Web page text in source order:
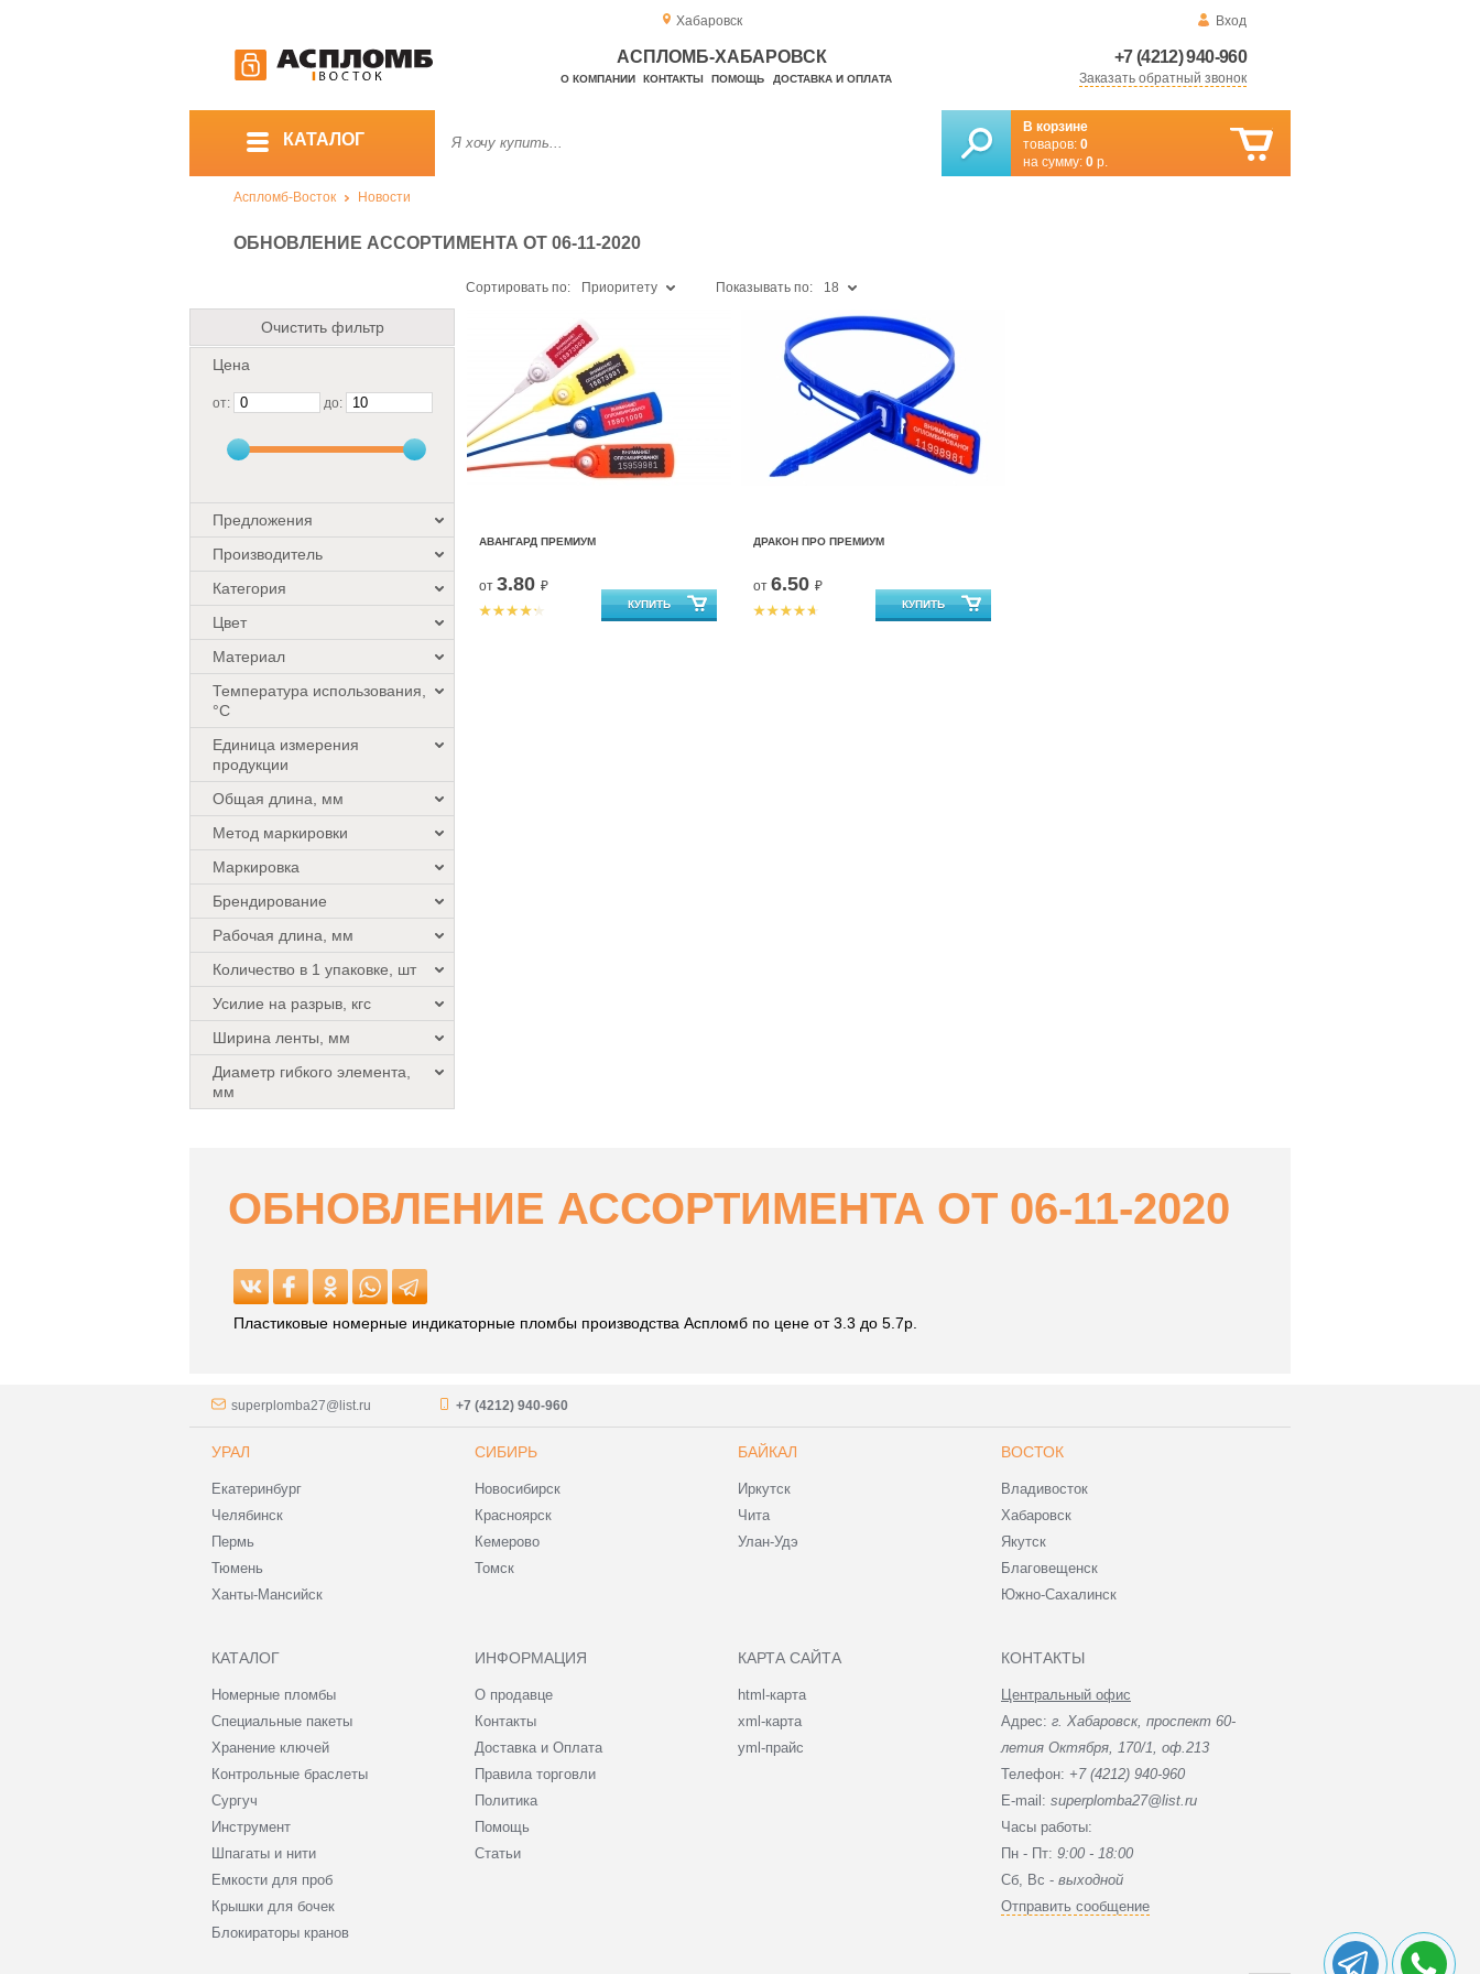
Хабаровск Вход
+7 (4212) 940-960
Заказать обратный звонок
АСПЛОМБ-ХАБАРОВСК
О КОМПАНИИ КОНТАКТЫ ПОМОЩЬ ДОСТАВКА И ОПЛАТА
КАТАЛОГ
В корзине
товаров: 0
на сумму: 0 р.
Аспломб-Восток Новости
ОБНОВЛЕНИЕ АССОРТИМЕНТА ОТ 06-11-2020
Очистить фильтр
Цена
от: до:
Предложения
Производитель
Категория
Цвет
Материал
Температура использования,
°C
Единица измерения
продукции
Общая длина, мм
Метод маркировки
Маркировка
Брендирование
Рабочая длина, мм
Количество в 1 упаковке, шт
Усилие на разрыв, кгс
Ширина ленты, мм
Диаметр гибкого элемента,
мм
Сортировать по: Приоритету Показывать по: 18
АВАНГАРД ПРЕМИУМ
от 3.80 ₽
ДРАКОН ПРО ПРЕМИУМ
от 6.50 ₽
ОБНОВЛЕНИЕ АССОРТИМЕНТА ОТ 06-11-2020
Пластиковые номерные индикаторные пломбы производства Аспломб по цене от 3.3 до 5.7р.
superplomba27@list.ru +7 (4212) 940-960
УРАЛ
Екатеринбург
Челябинск
Пермь
Тюмень
Ханты-Мансийск
СИБИРЬ
Новосибирск
Красноярск
Кемерово
Томск
БАЙКАЛ
Иркутск
Чита
Улан-Удэ
ВОСТОК
Владивосток
Хабаровск
Якутск
Благовещенск
Южно-Сахалинск
КАТАЛОГ
Номерные пломбы
Специальные пакеты
Хранение ключей
Контрольные браслеты
Сургуч
Инструмент
Шпагаты и нити
Емкости для проб
Крышки для бочек
Блокираторы кранов
ИНФОРМАЦИЯ
О продавце
Контакты
Доставка и Оплата
Правила торговли
Политика
Помощь
Статьи
КАРТА САЙТА
html-карта
xml-карта
yml-прайс
КОНТАКТЫ
Центральный офис
Адрес: г. Хабаровск, проспект 60-
летия Октября, 170/1, оф.213
Телефон: +7 (4212) 940-960
E-mail: superplomba27@list.ru
Часы работы:
Пн - Пт: 9:00 - 18:00
Сб, Вc - выходной
Отправить сообщение